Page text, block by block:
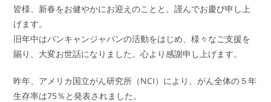
皆様、新春をお健やかにお迎えのことと、謹んでお慶び申し上
げます。
旧年中はパンキャンジャパンの活動をはじめ、様々なご支援を
賜り、大変お世話になりました。心より感謝申し上げます。
昨年、アメリカ国立がん研究所（NCI）により、がん全体の５年
生存率は75％と発表されました。